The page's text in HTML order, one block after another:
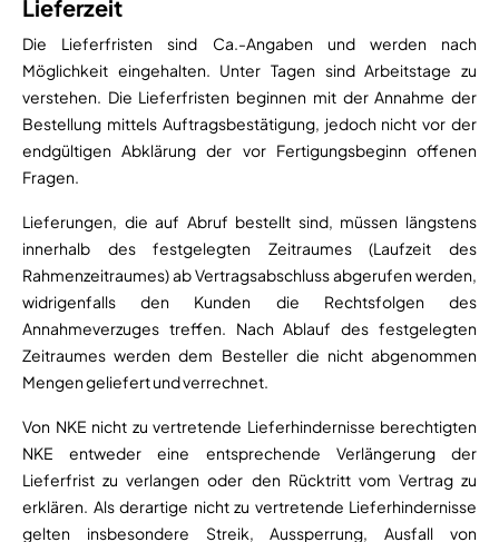
Lieferzeit
Die Lieferfristen sind Ca.-Angaben und werden nach
Möglichkeit eingehalten. Unter Tagen sind Arbeitstage zu
verstehen. Die Lieferfristen beginnen mit der Annahme der
Bestellung mittels Auftragsbestätigung, jedoch nicht vor der
endgültigen Abklärung der vor Fertigungsbeginn offenen
Fragen.
Lieferungen, die auf Abruf bestellt sind, müssen längstens
innerhalb des festgelegten Zeitraumes (Laufzeit des
Rahmenzeitraumes) ab Vertragsabschluss abgerufen werden,
widrigenfalls den Kunden die Rechtsfolgen des
Annahmeverzuges treffen. Nach Ablauf des festgelegten
Zeitraumes werden dem Besteller die nicht abgenommen
Mengen geliefert und verrechnet.
Von NKE nicht zu vertretende Lieferhindernisse berechtigten
NKE entweder eine entsprechende Verlängerung der
Lieferfrist zu verlangen oder den Rücktritt vom Vertrag zu
erklären. Als derartige nicht zu vertretende Lieferhindernisse
gelten insbesondere Streik, Aussperrung, Ausfall von